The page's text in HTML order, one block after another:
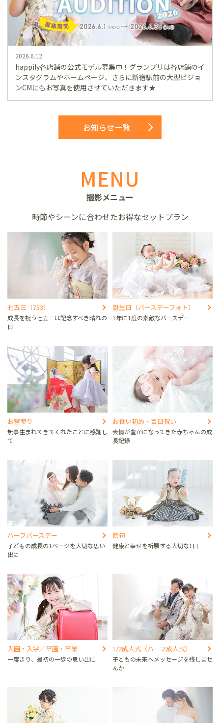
2026.6.12
happily各店舗の公式モデル募集中！グランプリは各店舗のイ
ンスタグラムやホームページ、さらに新宿駅前の大型ビジョ
ンCMにもお写真を使用させていただきます★
お知らせ一覧
MENU
撮影メニュー
時節やシーンに合わせたお得なセットプラン
七五三（753）
成長を祝う七五三は記念すべき晴れの
日
誕生日（バースデーフォト）
1年に1度の素敵なバースデー
お宮参り
無事生まれてきてくれたことに感謝し
て
お食い初め・百日祝い
表情が豊かになってきた赤ちゃんの成
長記録
ハーフバースデー
子どもの成長の1ページを大切な思い
出に
節句
健康と幸せを祈願する大切な1日
入園・入学／卒園・卒業
一度きり、最初の一歩の思い出に
1/2成人式（ハーフ成人式）
子どもの未来へメッセージを残しませ
んか